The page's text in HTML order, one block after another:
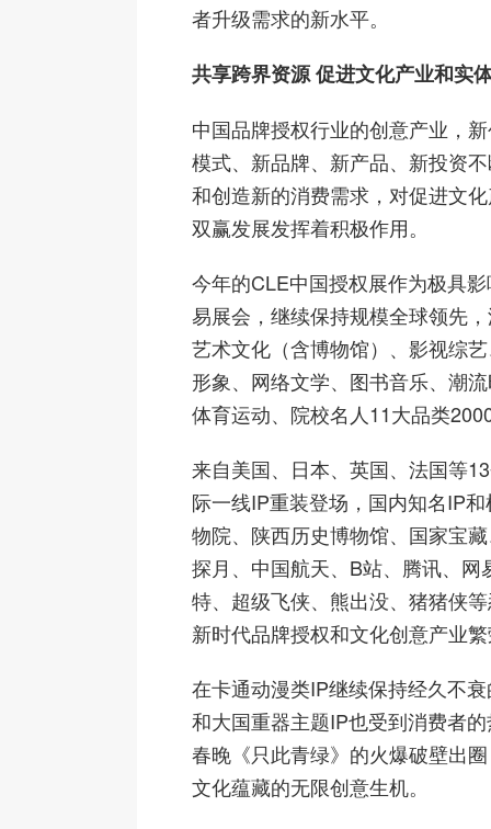
者升级需求的新水平。
共享跨界资源 促进文化产业和实
中国品牌授权行业的创意产业，
模式、新品牌、新产品、新投资
和创造新的消费需求，对促进文
双赢发展发挥着积极作用。
今年的CLE中国授权展作为极具
易展会，继续保持规模全球领先
艺术文化（含博物馆）、影视综
形象、网络文学、图书音乐、潮
体育运动、院校名人11大品类
来自美国、日本、英国、法国等
际一线IP重装登场，国内知名IP
物院、陕西历史博物馆、国家宝
探月、中国航天、B站、腾讯、网
特、超级飞侠、熊出没、猪猪侠
新时代品牌授权和文化创意产业
在卡通动漫类IP继续保持经久不
和大国重器主题IP也受到消费者
春晚《只此青绿》的火爆破壁出
文化蕴藏的无限创意生机。